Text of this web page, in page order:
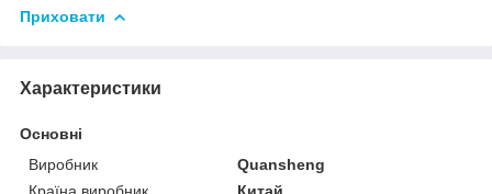
Приховати
Характеристики
Основні
Виробник
Quansheng
Країна виробник
Китай